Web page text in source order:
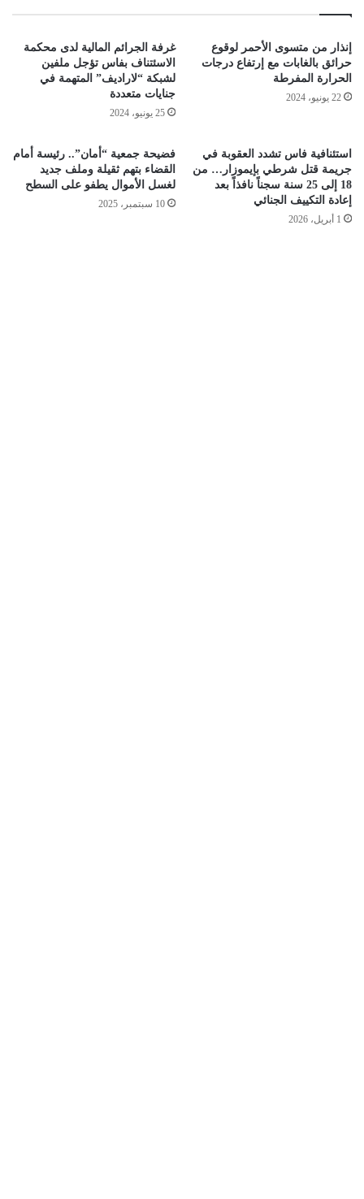
إنذار من متسوى الأحمر لوقوع
حرائق بالغابات مع إرتفاع درجات
الحرارة المفرطة
22 يونيو، 2024
غرفة الجرائم المالية لدى محكمة
الاسئتناف بفاس تؤجل ملفين
لشبكة “لاراديف” المتهمة في
جنايات متعددة
25 يونيو، 2024
استئنافية فاس تشدد العقوبة في
جريمة قتل شرطي بإيموزار… من
18 إلى 25 سنة سجناً نافذاً بعد
إعادة التكييف الجنائي
1 أبريل، 2026
فضيحة جمعية “أمان”.. رئيسة أمام
القضاء بتهم ثقيلة وملف جديد
لغسل الأموال يطفو على السطح
10 سبتمبر، 2025